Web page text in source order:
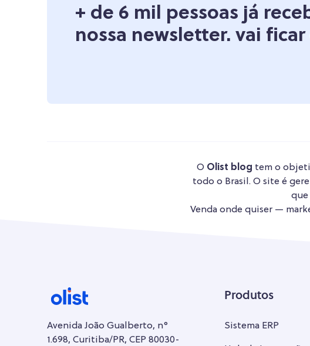
+ de 6 mil pessoas já
nossa newsletter. vai
O Olist blog tem o
todo o Brasil. O site é
Venda onde quiser —
Avenida João Gualberto, n°
1.698, Curitiba/PR, CEP 80030-
Produtos
Sistema ERP